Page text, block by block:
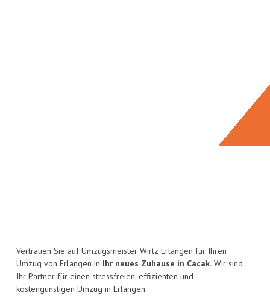
Vertrauen Sie auf Umzugsmeister Wirtz Erlangen für Ihren
Umzug von Erlangen in Ihr neues Zuhause in Cacak. Wir sind
Ihr Partner für einen stressfreien, effizienten und
kostengünstigen Umzug in Erlangen.